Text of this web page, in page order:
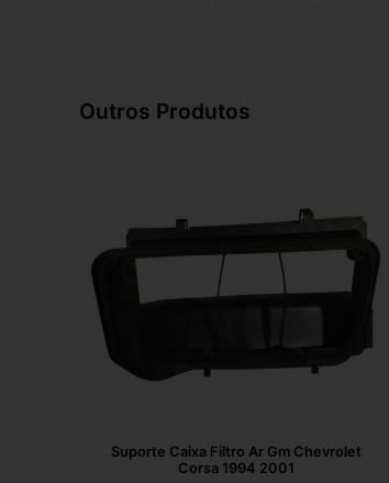
Outros Produtos
Suporte Caixa Filtro Ar Gm Chevrolet
Corsa 1994 2001